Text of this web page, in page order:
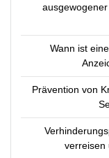
Wann ist
Prävention von
verreisen